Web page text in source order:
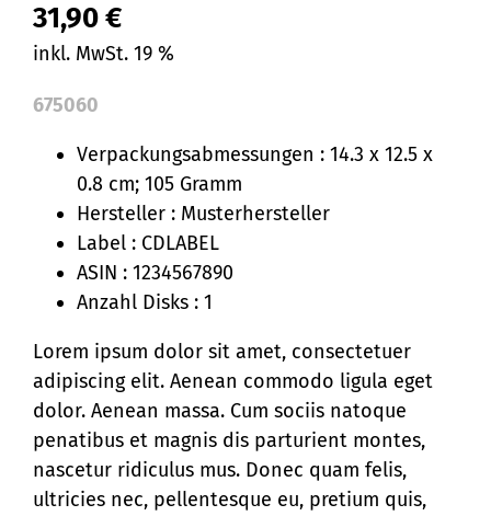
31,90€
inkl. MwSt. 19 %
675060
Verpackungsabmessungen : 14.3 x 12.5 x
0.8 cm; 105 Gramm
Hersteller : Musterhersteller
Label : CDLABEL
ASIN : 1234567890
Anzahl Disks : 1
Lorem ipsum dolor sit amet, consectetuer
adipiscing elit. Aenean commodo ligula eget
dolor. Aenean massa. Cum sociis natoque
penatibus et magnis dis parturient montes,
nascetur ridiculus mus. Donec quam felis,
ultricies nec, pellentesque eu, pretium quis,